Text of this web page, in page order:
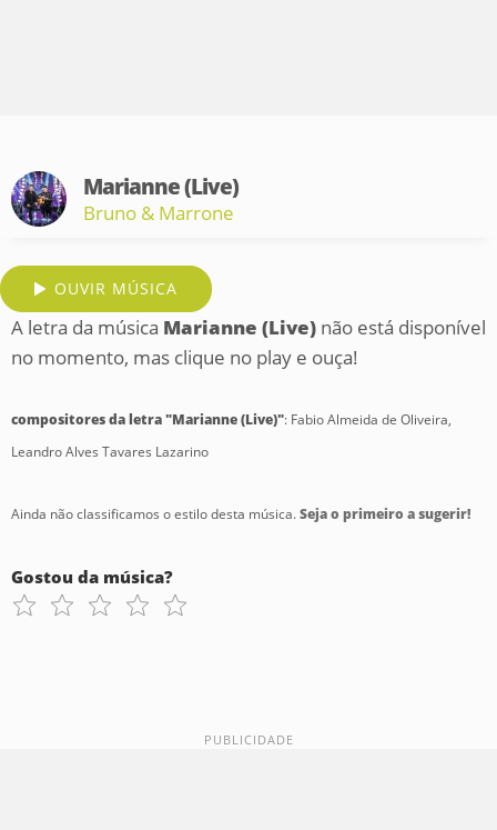
Marianne (Live)
Bruno & Marrone
OUVIR MÚSICA
A letra da música Marianne (Live) não está disponível
no momento, mas clique no play e ouça!
compositores da letra "Marianne (Live)": Fabio Almeida de Oliveira,
Leandro Alves Tavares Lazarino
Ainda não classificamos o estilo desta música.Seja o primeiro a sugerir!
Gostou da música?